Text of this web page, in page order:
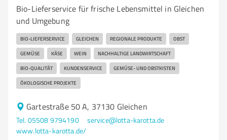
Bio-Lieferservice für frische Lebensmittel in Gleichen
und Umgebung
BIO-LIEFERSERVICE GLEICHEN REGIONALE PRODUKTE OBST
GEMÜSE KÄSE WEIN NACHHALTIGE LANDWIRTSCHAFT
BIO-QUALITÄT KUNDENSERVICE GEMÜSE- UND OBSTKISTEN
ÖKOLOGISCHE PROJEKTE
Gartestraße 50 A, 37130 Gleichen
Tel. 05508 9794190
service@lotta-karotta.de
www.lotta-karotta.de/